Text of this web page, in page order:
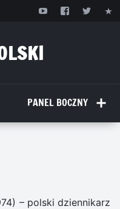
PANEL BOCZNY
– polski dziennikarz